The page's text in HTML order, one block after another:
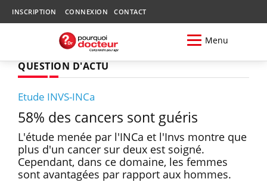
INSCRIPTION CONNEXION CONTACT
Menu
QUESTION D'ACTU
Etude INVS-INCa
58% des cancers sont guéris
L'étude menée par l'INCa et l'Invs montre que
plus d'un cancer sur deux est soigné.
Cependant, dans ce domaine, les femmes
sont avantagées par rapport aux hommes.